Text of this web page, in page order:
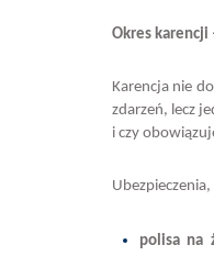
Okres karencji
Karencja nie
zdarzeń, lecz
i czy
polisa na